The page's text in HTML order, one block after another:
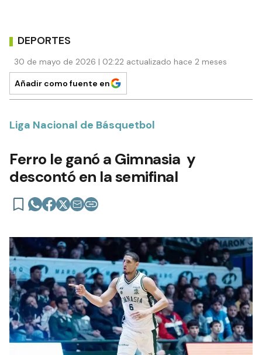
DEPORTES
30 de mayo de 2026 | 02:22 actualizado hace 2 meses
Añadir como fuente en
Liga Nacional de Básquetbol
Ferro le ganó a Gimnasia y
descontó en la semifinal